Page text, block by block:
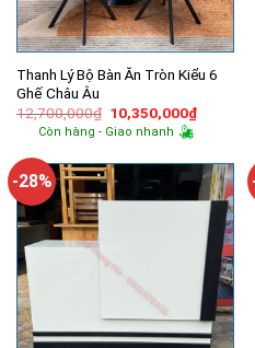
Thanh Lý Bộ Bàn Ăn Tròn Kiểu 6
Ghế Châu Âu
12,700,000₫ Giá
gốc
là:
10,350,000₫Giá
hiện
Còn hàng - Giao nhanh
-28%